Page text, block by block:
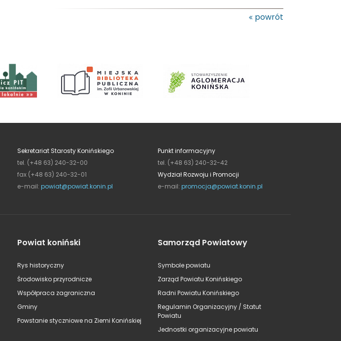
powrót
Sekretariat Starosty Konińskiego
tel. (+48 63) 240-32-00
fax (+48 63) 240-32-01
e-mail: powiat@powiat.konin.pl
Punkt informacyjny
tel. (+48 63) 240-32-42
Wydział Rozwoju i Promocji
e-mail: promocja@powiat.konin.pl
Powiat koniński
Rys historyczny
Środowisko przyrodnicze
Współpraca zagraniczna
Gminy
Powstanie styczniowe na Ziemi Konińskiej
Samorząd Powiatowy
Symbole powiatu
Zarząd Powiatu Konińskiego
Radni Powiatu Konińskiego
Regulamin Organizacyjny / Statut
Powiatu
Jednostki organizacyjne powiatu